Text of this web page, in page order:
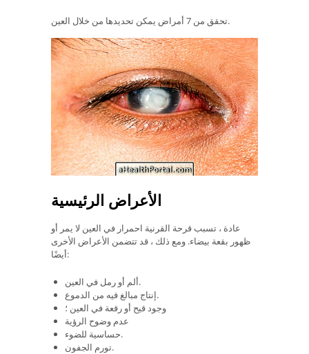
تحقق من 7 أمراض يمكن تحديدها من خلال العين.
الأعراض الرئيسية
عادة ، تسبب قرحة القرنية احمرار في العين لا يمر أو
ظهور بقعة بيضاء. ومع ذلك ، قد تتضمن الأعراض الأخرى
أيضًا:
ألم أو رمل في العين.
إنتاج مبالغ فيه من الدموع.
وجود قيح أو رقعة في العين ؛
عدم وضوح الرؤية
حساسية للضوء.
تورم الجفون.